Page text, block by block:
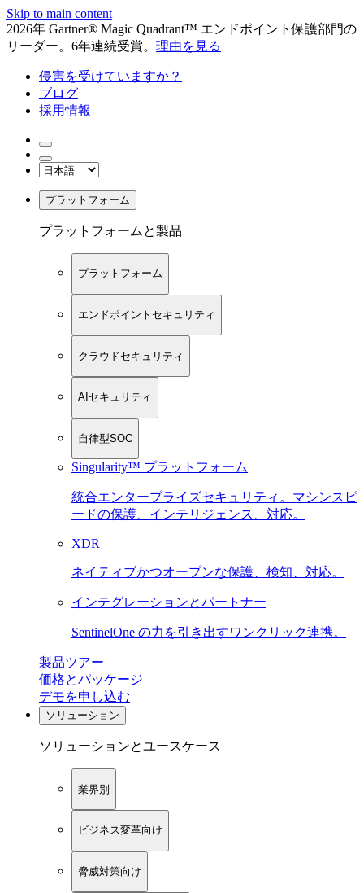
Skip to main content
2026年 Gartner® Magic Quadrant™ エンドポイント保護部門の
リーダー。6年連続受賞。 理由を見る
侵害を受けていますか？
ブログ
採用情報
プラットフォーム
プラットフォームと製品
プラットフォーム
エンドポイントセキュリティ
クラウドセキュリティ
AIセキュリティ
自律型SOC
Singularity™ プラットフォーム
統合エンタープライズセキュリティ。マシンスピ
ードの保護、インテリジェンス、対応。
XDR
ネイティブかつオープンな保護、検知、対応。
インテグレーションとパートナー
SentinelOne の力を引き出すワンクリック連携。
製品ツアー
価格とパッケージ
デモを申し込む
ソリューション
ソリューションとユースケース
業界別
ビジネス変革向け
脅威対策向け